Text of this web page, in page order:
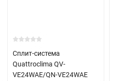
Сплит-система
Quattroclima QV-
VE24WAE/QN-VE24WAE